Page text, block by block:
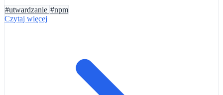
#utwardzanie #npm
Czytaj więcej